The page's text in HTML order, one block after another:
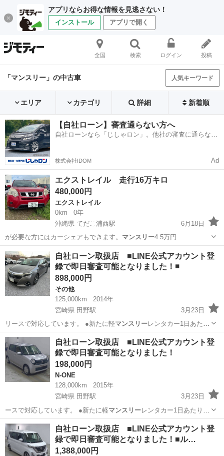
アプリならお得な情報を見逃さない！
インストール アプリで開く
全国 検索 ログイン 投稿
「マンスリー」の中古車 人気キーワード
エリア カテゴリ 詳細 新着順
【自社ローン】審査通らない方へ
自社ローンなら「じしゃロン」。他社の審査に通らなか
株式会社IDOM Ad
エクストレイル 走行16万キロ
480,000円
エクストレイル
0km
0年
沖縄県 てだこ浦西駅
6月18日
が必要な方にはカーシェアもできます。 マンスリー4.5万円
沖縄 沖縄市 てだこ浦西駅 エクストレイル エンジン
自社ローン取扱店 ■LINE公式アカウント登
録で即日審査可能となりました！◾️
898,000円
その他
125,000km
2014年
宮崎県 田野駅
3月23日
リースで対応しています。 ●新たに軽マンスリーレンタカー1日あたり
1,100円で対…
宮崎 宮崎市 田野駅 その他
自社ローン取扱店 ■LINE公式アカウント登
録で即日審査可能となりました！
198,000円
N-ONE
128,000km
2015年
宮崎県 田野駅
3月23日
ースで対応しています。 ●新たに軽マンスリーレンタカー1日あたり
1,100円で対…
宮崎 宮崎市 田野駅 N-ONE
自社ローン取扱店 ■LINE公式アカウント登
録で即日審査可能となりました！■ル…
1,388,000円